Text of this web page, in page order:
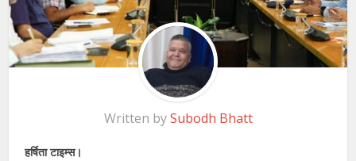
Written bySubodh Bhatt
हर्षिता टाइम्स।